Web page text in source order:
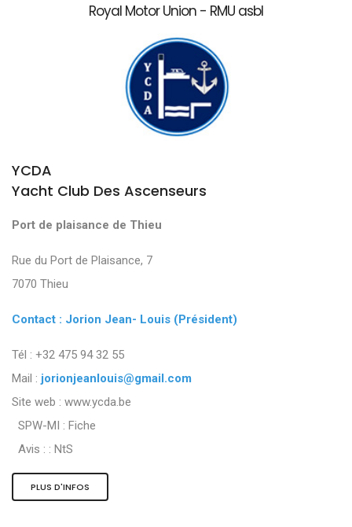
Royal Motor Union - RMU asbl
YCDA
Yacht Club Des Ascenseurs
Port de plaisance de Thieu
Rue du Port de Plaisance, 7
7070 Thieu
Contact : Jorion Jean- Louis (Président)
Tél : +32 475 94 32 55
Mail : jorionjeanlouis@gmail.com
Site web : www.ycda.be
SPW-MI : Fiche
Avis : : NtS
PLUS D'INFOS